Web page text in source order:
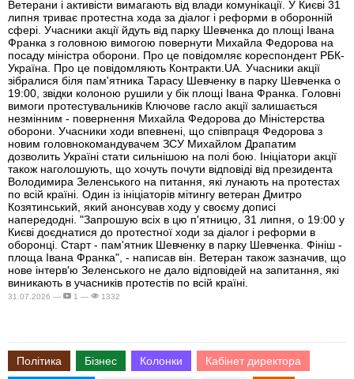
Ветерани і активісти вимагають від влади комунікації. У Києві 31
липня триває протестна хода за діалог і реформи в оборонній
сфері. Учасники акції йдуть від парку Шевченка до площі Івана
Франка з головною вимогою повернути Михайла Федорова на
посаду міністра оборони. Про це повідомляє кореспондент РБК-
Україна. Про це повідомляють Контракти.UA. Учасники акції
зібралися біля пам'ятника Тарасу Шевченку в парку Шевченка о
19:00, звідки колоною рушили у бік площі Івана Франка. Головні
вимоги протестувальників Ключове гасло акції залишається
незмінним - повернення Михайла Федорова до Міністерства
оборони. Учасники ходи впевнені, що співпраця Федорова з
новим головнокомандувачем ЗСУ Михайлом Драпатим
дозволить Україні стати сильнішою на полі бою. Ініціатори акції
також наголошують, що хочуть почути відповіді від президента
Володимира Зеленського на питання, які лунають на протестах
по всій країні. Один із ініціаторів мітингу ветеран Дмитро
Козятинський, який анонсував ходу у своєму дописі
напередодні. "Запрошую всіх в цю п'ятницю, 31 липня, о 19:00 у
Києві доєднатися до протестної ходи за діалог і реформи в
оборонці. Старт - пам'ятник Шевченку в парку Шевченка. Фініш -
площа Івана Франка", - написав він. Ветеран також зазначив, що
нове інтерв'ю Зеленського не дало відповідей на запитання, які
виникають в учасників протестів по всій країні.
31.07.2026 — 1 — 1332
Політика Бізнес Колонки Кабінет директора